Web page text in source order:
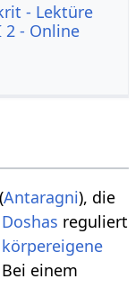
- Lektüre
2 - Online
(Antaragni), die
Doshas reguliert
körpereigene
einem